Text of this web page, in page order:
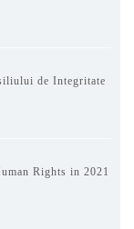
de Integritate
Rights in 2021